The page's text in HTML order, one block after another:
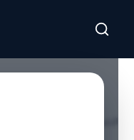
تخطى للمحتوى الرئيسي